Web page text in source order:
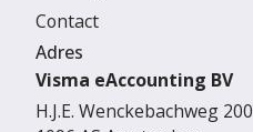
Contact
Adres
Visma eAccounting BV
H.J.E. Wenckebachweg 200